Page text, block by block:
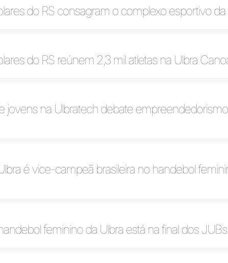
do RS consagram o complexo esportivo da
do RS reúnem 2,3 mil atletas na Ulbra
jovens na Ulbratech debate
é vice-campeã brasileira no handebol
feminino da Ulbra está na final dos JUBs